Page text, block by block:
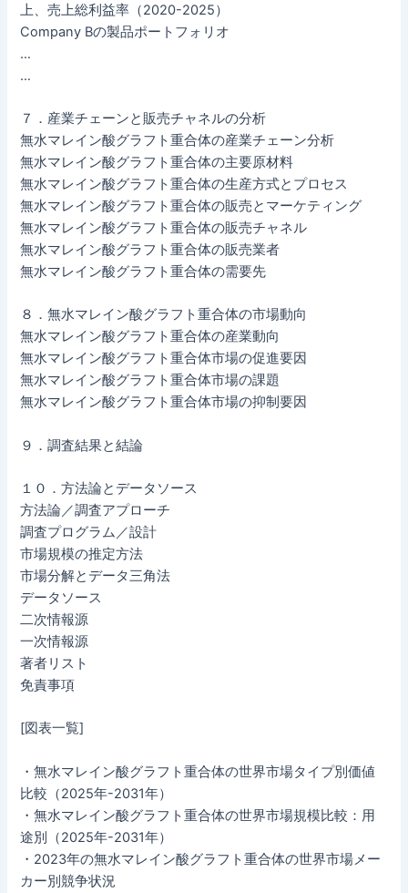
上、売上総利益率（2020-2025）
Company Bの製品ポートフォリオ
…
…
７．産業チェーンと販売チャネルの分析
無水マレイン酸グラフト重合体の産業チェーン分析
無水マレイン酸グラフト重合体の主要原材料
無水マレイン酸グラフト重合体の生産方式とプロセス
無水マレイン酸グラフト重合体の販売とマーケティング
無水マレイン酸グラフト重合体の販売チャネル
無水マレイン酸グラフト重合体の販売業者
無水マレイン酸グラフト重合体の需要先
８．無水マレイン酸グラフト重合体の市場動向
無水マレイン酸グラフト重合体の産業動向
無水マレイン酸グラフト重合体市場の促進要因
無水マレイン酸グラフト重合体市場の課題
無水マレイン酸グラフト重合体市場の抑制要因
９．調査結果と結論
１０．方法論とデータソース
方法論／調査アプローチ
調査プログラム／設計
市場規模の推定方法
市場分解とデータ三角法
データソース
二次情報源
一次情報源
著者リスト
免責事項
[図表一覧]
・無水マレイン酸グラフト重合体の世界市場タイプ別価値
比較（2025年-2031年）
・無水マレイン酸グラフト重合体の世界市場規模比較：用
途別（2025年-2031年）
・2023年の無水マレイン酸グラフト重合体の世界市場メー
カー別競争状況